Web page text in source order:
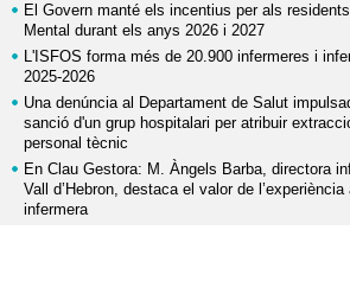
El Govern manté els incentius per als
Mental durant els anys 2026 i 2027
L'ISFOS forma més de 20.900 infermeres i
2025-2026
Una denúncia al Departament de Salut
sanció d'un grup hospitalari per atribuir
personal tècnic
En Clau Gestora: M. Àngels Barba, directora
Vall d’Hebron, destaca el valor de
infermera